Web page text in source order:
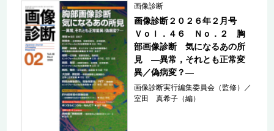
画像診断
画像診断２０２６年２月号
Ｖｏｌ．４６ Ｎｏ．２ 胸
部画像診断 気になるあの所
見 ―異常，それとも正常変
異／偽病変？―
画像診断実行編集委員会（監修）
／
室田 真希子（編）